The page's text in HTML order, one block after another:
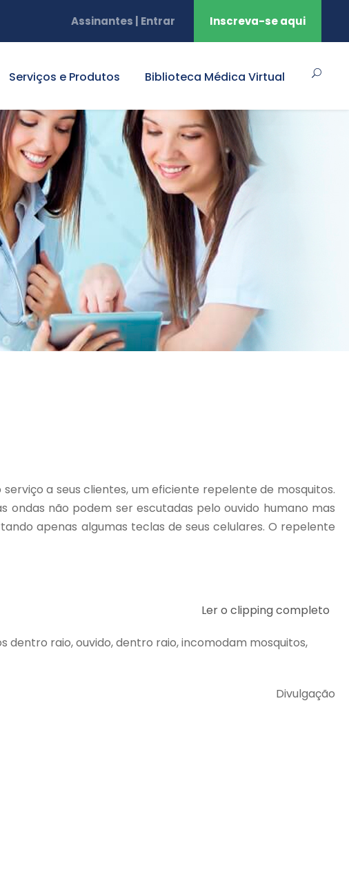
Assinantes | Entrar Inscreva-se aqui
Serviços e Produtos Biblioteca Médica Virtual
a seus clientes, um eficiente repelente de mosquitos.
ondas não podem ser escutadas pelo ouvido humano mas
apenas algumas teclas de seus celulares. O repelente
Ler o clipping completo
dentro raio, ouvido, dentro raio, incomodam mosquitos,
Divulgação